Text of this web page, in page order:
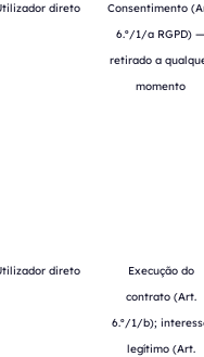
direto
Consentimento
6.º/1/a RGPD) —
retirado a
momento
direto
Execução do
contrato (Art.
6.º/1/b);
legítimo (Art.